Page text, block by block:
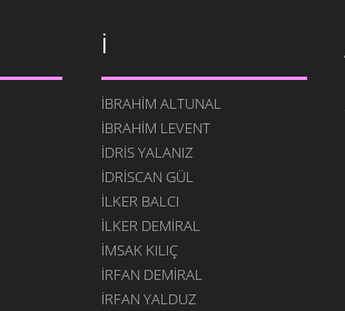
İ
İBRAHIM ALTUNAL
İBRAHIM LEVENT
İDRIS YALANIZ
IDRISCAN GÜL
İLKER BALCI
İLKER DEMIRAL
İMSAK KILIÇ
İRFAN DEMIRAL
İRFAN YALDUZ